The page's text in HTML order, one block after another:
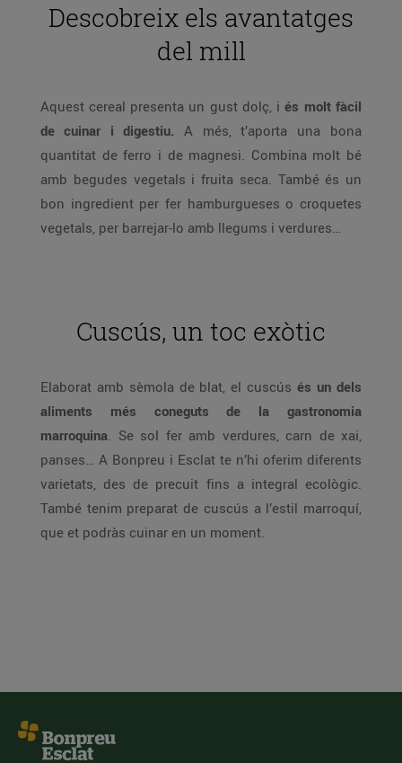
Descobreix els avantatges
del mill
Aquest cereal presenta un gust dolç, i és molt fàcil
de cuinar i digestiu. A més, t’aporta una bona
quantitat de ferro i de magnesi. Combina molt bé
amb begudes vegetals i fruita seca. També és un
bon ingredient per fer hamburgueses o croquetes
vegetals, per barrejar-lo amb llegums i verdures…
Cuscús, un toc exòtic
Elaborat amb sèmola de blat, el cuscús és un dels
aliments més coneguts de la gastronomia
marroquina. Se sol fer amb verdures, carn de xai,
panses… A Bonpreu i Esclat te n’hi oferim diferents
varietats, des de precuit fins a integral ecològic.
També tenim preparat de cuscús a l’estil marroquí,
que et podràs cuinar en un moment.